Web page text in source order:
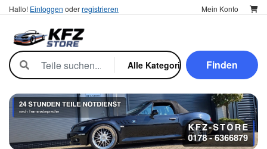
Hallo! Einloggen oderregistrieren Mein Konto
Finden